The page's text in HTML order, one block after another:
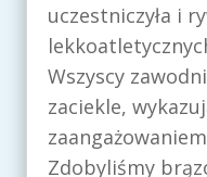
uczestniczyła i
Wszyscy
zaciekle,
Zdobyliśmy